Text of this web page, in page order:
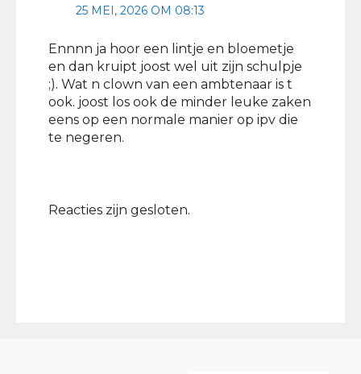
25 MEI, 2026 OM 08:13
Ennnn ja hoor een lintje en bloemetje
en dan kruipt joost wel uit zijn schulpje
;). Wat n clown van een ambtenaar is t
ook. joost los ook de minder leuke zaken
eens op een normale manier op ipv die
te negeren.
Reacties zijn gesloten.